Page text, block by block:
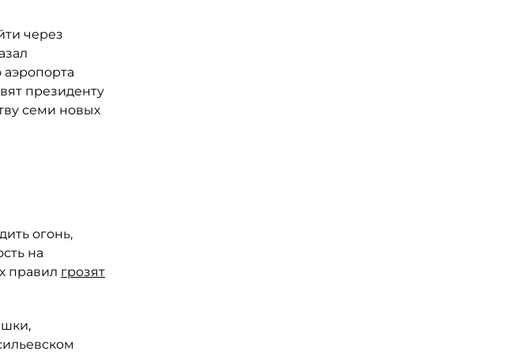
через
аэропорта
президенту
семи новых
огонь,
на
правил грозят